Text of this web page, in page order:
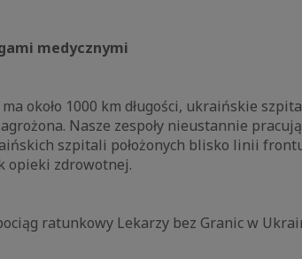
medycznymi
około 1000 km długości, ukraińskie
Nasze zespoły nieustannie
szpitali położonych blisko linii
opieki zdrowotnej.
ratunkowy Lekarzy bez Granic w